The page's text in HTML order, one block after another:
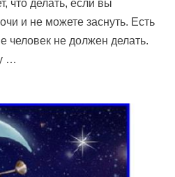
что делать, если вы
и не можете заснуть. Есть
человек не должен делать.
…